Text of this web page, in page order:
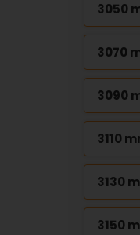
3050
3070
3090
3110
3130
3150